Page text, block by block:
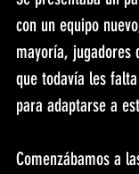
con un equipo
mayoría, jugadores
que todavía les
para adaptarse a
Comenzábamos a